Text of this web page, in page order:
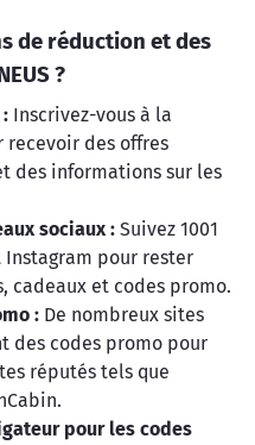
de réduction et des
?
Inscrivez-vous à la
recevoir des offres
des informations sur les
sociaux : Suivez 1001
Instagram pour rester
cadeaux et codes promo.
: De nombreux sites
des codes promo pour
réputés tels que
pour les codes